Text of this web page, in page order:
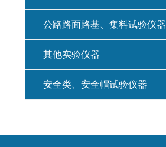
公路路面路基、集料试验仪器
其他实验仪器
安全类、安全帽试验仪器